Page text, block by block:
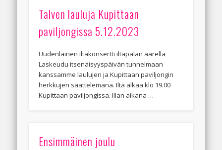
Talven lauluja Kupittaan
paviljongissa 5.12.2023
Uudenlainen iltakonsertti iltapalan äärellä
Laskeudu itsenäisyyspäivän tunnelmaan
kanssamme laulujen ja Kupittaan paviljongin
herkkujen saattelemana. Ilta alkaa klo 19.00
Kupittaan paviljongissa. Illan aikana …
Ensimmäinen joulu